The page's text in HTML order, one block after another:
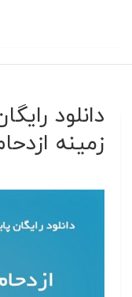
دانلود
زمینه